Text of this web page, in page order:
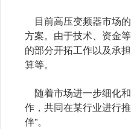
目前高压变频器市场
方案。由于技术、资金
的部分开拓工作以及承
算等。
随着市场进一步细化
作，共同在某行业进行
伴”。